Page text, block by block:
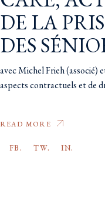
DE LA
DES
avec Michel Frieh (associé)
aspects contractuels et de
READ MORE
FB. TW. IN.